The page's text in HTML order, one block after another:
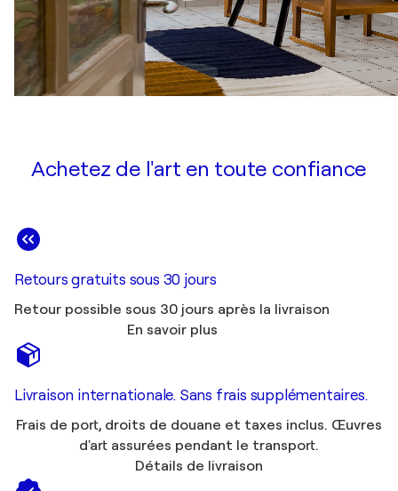
Achetez de l'art en toute confiance
Retours gratuits sous 30 jours
Retour possible sous 30 jours après la livraison
En savoir plus
Livraison internationale. Sans frais supplémentaires.
Frais de port, droits de douane et taxes inclus. Œuvres
d'art assurées pendant le transport.
Détails de livraison